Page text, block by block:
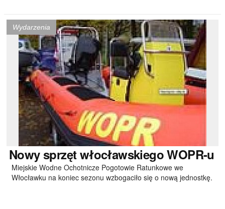
Wydarzenia
Nowysprzęt włocławskiego WOPR-u
Miejskie Wodne Ochotnicze Pogotowie Ratunkowe we
Włocławku na koniec sezonu wzbogaciło się o nową jednostkę.